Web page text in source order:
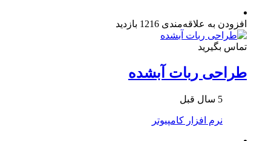
افزودن به علاقه‌مندی 1216 بازدید
تماس بگیرید
طراحی ربات آبشده
5 سال قبل
نرم افزار کامپیوتر